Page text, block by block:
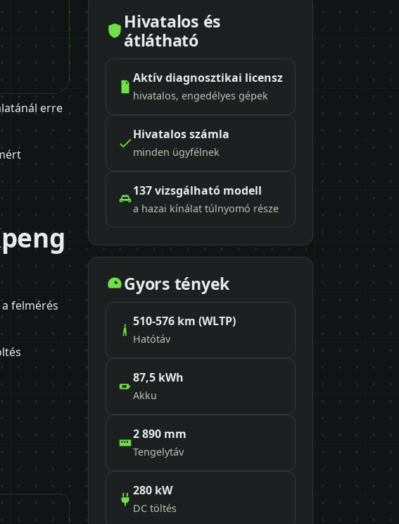
erre
felmérés
Hivatalos és
átlátható
Aktív diagnosztikai licensz
hivatalos, engedélyes gépek
Hivatalos számla
minden ügyfélnek
137 vizsgálható modell
a hazai kínálat túlnyomó része
Gyors tények
510-576 km (WLTP)
Hatótáv
87,5 kWh
Akku
2 890 mm
Tengelytáv
280 kW
DC töltés